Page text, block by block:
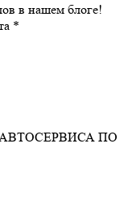
в нашем блоге!
*
ПО